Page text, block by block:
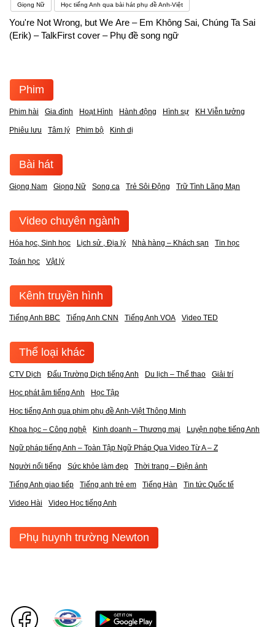
Giọng Nữ Học tiếng Anh qua bài hát phụ đề Anh-Việt
You're Not Wrong, but We Are – Em Không Sai, Chúng Ta Sai
(Erik) – TalkFirst cover – Phụ đề song ngữ
Phim
Phim hài Gia đình Hoạt Hình Hành động Hình sự KH Viễn tưởng
Phiêu lưu Tâm lý Phim bộ Kinh dị
Bài hát
Giọng Nam Giọng Nữ Song ca Trẻ Sôi Động Trữ Tình Lãng Mạn
Video chuyên ngành
Hóa học, Sinh học Lịch sử , Địa lý Nhà hàng – Khách sạn Tin học
Toán học Vật lý
Kênh truyền hình
Tiếng Anh BBC Tiếng Anh CNN Tiếng Anh VOA Video TED
Thể loại khác
CTV Dịch Đấu Trường Dịch tiếng Anh Du lịch – Thể thao Giải trí
Học phát âm tiếng Anh Học Tập
Học tiếng Anh qua phim phụ đề Anh-Việt Thông Minh
Khoa học – Công nghệ Kinh doanh – Thương mại Luyện nghe tiếng Anh
Ngữ pháp tiếng Anh – Toàn Tập Ngữ Pháp Qua Video Từ A – Z
Người nổi tiếng Sức khỏe làm đẹp Thời trang – Điện ảnh
Tiếng Anh giao tiếp Tiếng anh trẻ em Tiếng Hàn Tin tức Quốc tế
Video Hài Video Học tiếng Anh
Phụ huynh trường Newton